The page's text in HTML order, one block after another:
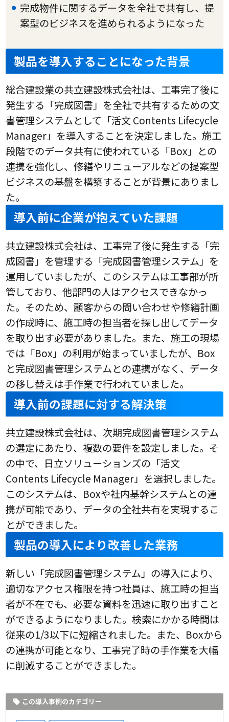
完成物件に関するデータを全社で共有し、提
案型のビジネスを進められるようになった
製品を導入することになった背景
総合建設業の共立建設株式会社は、工事完了後に
発生する「完成図書」を全社で共有するための文
書管理システムとして「活文 Contents Lifecycle
Manager」を導入することを決定しました。施工
段階でのデータ共有に使われている「Box」との
連携を強化し、修繕やリニューアルなどの提案型
ビジネスの基盤を構築することが背景にありまし
た。
導入前に企業が抱えていた課題
共立建設株式会社は、工事完了後に発生する「完
成図書」を管理する「完成図書管理システム」を
運用していましたが、このシステムは工事部が所
管しており、他部門の人はアクセスできなかっ
た。そのため、顧客からの問い合わせや修繕計画
の作成時に、施工時の担当者を探し出してデータ
を取り出す必要がありました。また、施工の現場
では「Box」の利用が始まっていましたが、Box
と完成図書管理システムとの連携がなく、データ
の移し替えは手作業で行われていました。
導入前の課題に対する解決策
共立建設株式会社は、次期完成図書管理システム
の選定にあたり、複数の要件を設定しました。そ
の中で、日立ソリューションズの「活文
Contents Lifecycle Manager」を選択しました。
このシステムは、Boxや社内基幹システムとの連
携が可能であり、データの全社共有を実現するこ
とができました。
製品の導入により改善した業務
新しい「完成図書管理システム」の導入により、
適切なアクセス権限を持つ社員は、施工時の担当
者が不在でも、必要な資料を迅速に取り出すこと
ができるようになりました。検索にかかる時間は
従来の1/3以下に短縮されました。また、Boxから
の連携が可能となり、工事完了時の手作業を大幅
に削減することができました。
この導入事例のカテゴリー